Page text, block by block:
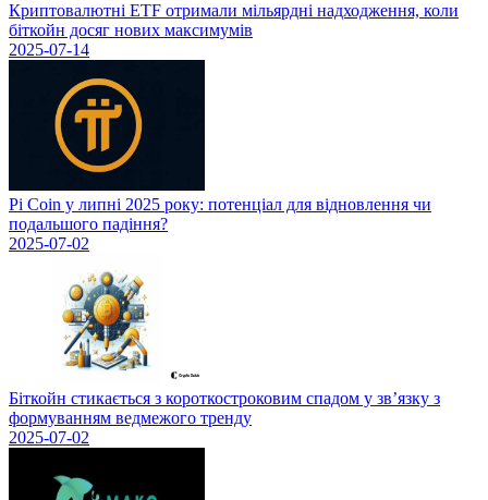
Криптовалютні ETF отримали мільярдні надходження, коли
біткойн досяг нових максимумів
2025-07-14
Pi Coin у липні 2025 року: потенціал для відновлення чи
подальшого падіння?
2025-07-02
Біткойн стикається з короткостроковим спадом у зв’язку з
формуванням ведмежого тренду
2025-07-02